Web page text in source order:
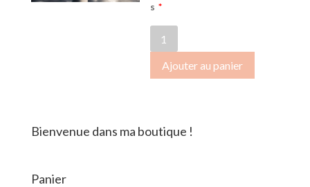
s *
de
Dans
les
vent
Ajouter au panier
Bienvenue dans ma boutique !
Panier